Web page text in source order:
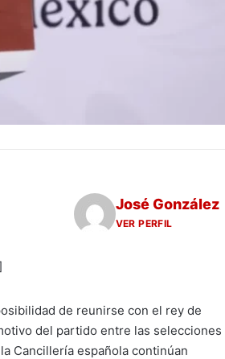
José González
VER PERFIL
de reunirse con el rey de
del partido entre las selecciones
Cancillería española continúan